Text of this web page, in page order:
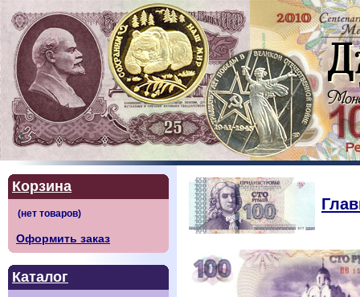
Корзина
Оформить заказ
Каталог